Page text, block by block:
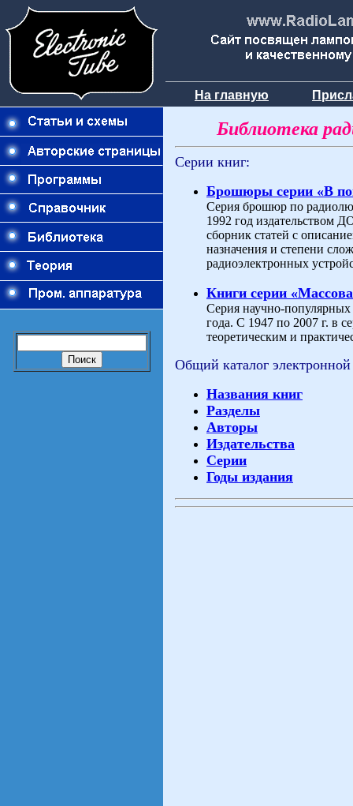
На главную
Библиотека
Серии книг:
Брошюры серии «В
Серия брошюр по
1992 год издательством
сборник статей с
назначения и степени
радиоэлектронных
Книги серии
Серия научно-
года. С 1947 по 2007 г. в
теоретическим и
Общий каталог
Названия книг
Разделы
Авторы
Издательства
Серии
Годы издания